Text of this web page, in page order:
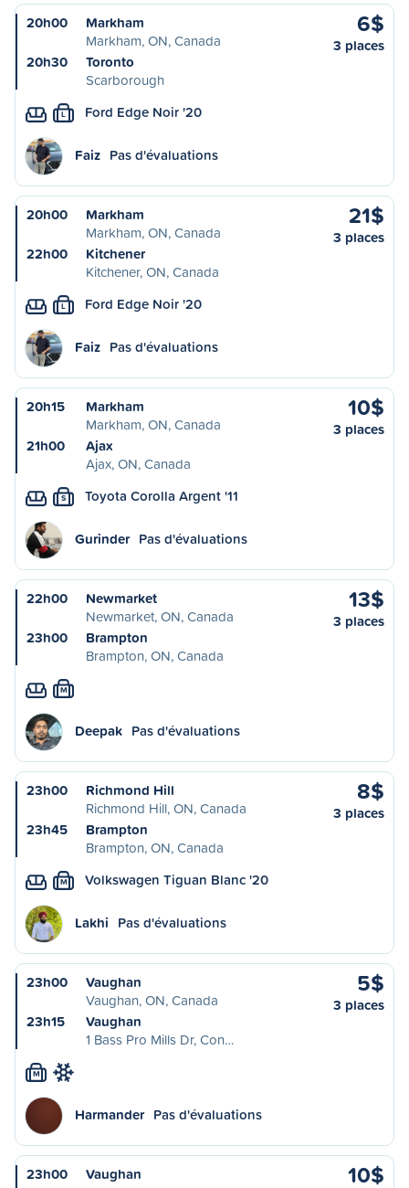
20h00
Markham
Markham, ON, Canada
20h30
Toronto
Scarborough
6$
3 places
L Ford Edge Noir '20
Faiz Pas d'évaluations
20h00
Markham
Markham, ON, Canada
22h00
Kitchener
Kitchener, ON, Canada
21$
3 places
L Ford Edge Noir '20
Faiz Pas d'évaluations
20h15
Markham
Markham, ON, Canada
21h00
Ajax
Ajax, ON, Canada
10$
3 places
S Toyota Corolla Argent '11
Gurinder Pas d'évaluations
22h00
Newmarket
Newmarket, ON, Canada
23h00
Brampton
Brampton, ON, Canada
13$
3 places
M
Deepak Pas d'évaluations
23h00
Richmond Hill
Richmond Hill, ON, Canada
23h45
Brampton
Brampton, ON, Canada
8$
3 places
M Volkswagen Tiguan Blanc '20
Lakhi Pas d'évaluations
23h00
Vaughan
Vaughan, ON, Canada
23h15
Vaughan
1 Bass Pro Mills Dr, Con…
5$
3 places
M
Harmander Pas d'évaluations
23h00
Vaughan
10$